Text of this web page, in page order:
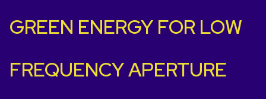
GREEN ENERGY FOR LOW
FREQUENCY APERTURE